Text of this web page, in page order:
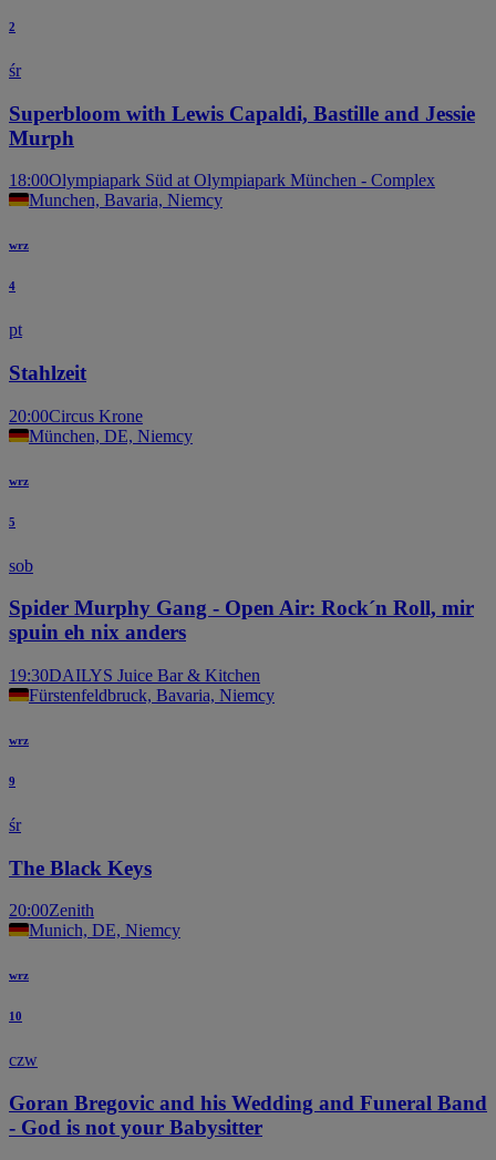
2
śr
Superbloom with Lewis Capaldi, Bastille and Jessie
Murph
18:00Olympiapark Süd at Olympiapark München - Complex
Munchen, Bavaria, Niemcy
wrz
4
pt
Stahlzeit
20:00Circus Krone
München, DE, Niemcy
wrz
5
sob
Spider Murphy Gang - Open Air: Rock´n Roll, mir
spuin eh nix anders
19:30DAILYS Juice Bar & Kitchen
Fürstenfeldbruck, Bavaria, Niemcy
wrz
9
śr
The Black Keys
20:00Zenith
Munich, DE, Niemcy
wrz
10
czw
Goran Bregovic and his Wedding and Funeral Band
- God is not your Babysitter